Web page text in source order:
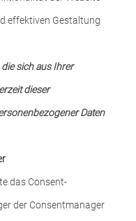
effektiven Gestaltung
sich aus Ihrer
dieser
Daten
das Consent-
der Consentmanager